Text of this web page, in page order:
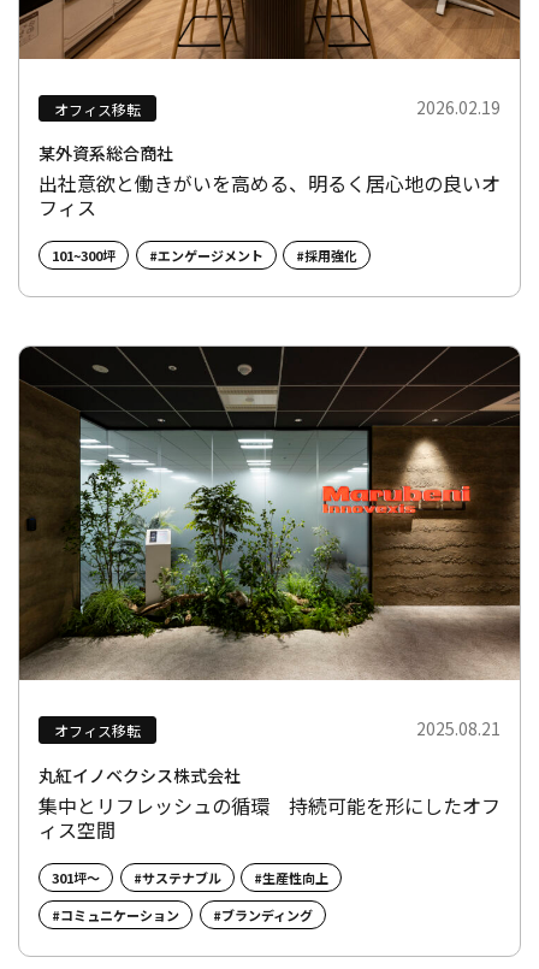
オフィス移転
2026.02.19
某外資系総合商社
出社意欲と働きがいを高める、明るく居心地の良いオ
フィス
101~300坪 #エンゲージメント #採用強化
オフィス移転
2025.08.21
丸紅イノベクシス株式会社
集中とリフレッシュの循環 持続可能を形にしたオフ
ィス空間
301坪～ #サステナブル
#生産性向上
#コミュニケーション
#ブランディング